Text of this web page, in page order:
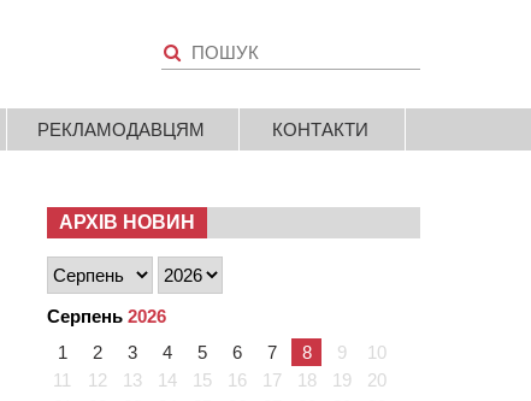
РЕКЛАМОДАВЦЯМ КОНТАКТИ
АРХІВ НОВИН
Серпень 2026
1
2 3 4 5 6 7 8 9
10
11
12 13 14 15 16 17 18 19
20